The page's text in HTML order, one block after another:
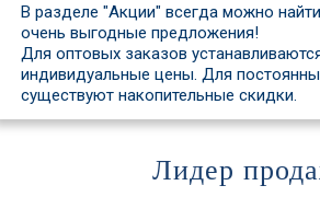
В разделе "Акции" всегда можно найти
очень выгодные предложения!
Для оптовых заказов
индивидуальные цены. Для
существуют накопительные скидки.
Лидер